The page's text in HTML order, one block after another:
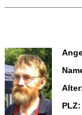
PLZ: